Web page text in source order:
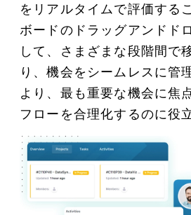
をリアルタイムで評価する
ボードのドラッグアンドド
して、さまざまな段階間で
り、機会をシームレスに管
より、最も重要な機会に焦
フローを合理化するのに役